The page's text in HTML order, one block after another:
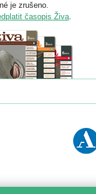
je zrušeno.
časopis Živa.